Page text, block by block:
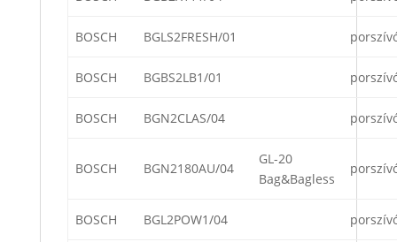
BOSCH BGLS2FRESH/01
BOSCH BGBS2LB1/01
BOSCH BGN2CLAS/04
BOSCH BGN2180AU/04
GL-20
Bag&Bagless
BOSCH BGL2POW1/04